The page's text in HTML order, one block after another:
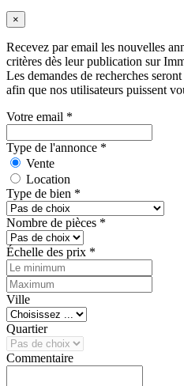
×
Recevez par email les nouvelles
critères dès leur publication sur
Les demandes de recherches
afin que nos utilisateurs puissent
Votre email *
Type de l'annonce *
Vente
Location
Type de bien *
Nombre de pièces *
Échelle des prix *
Ville
Quartier
Commentaire